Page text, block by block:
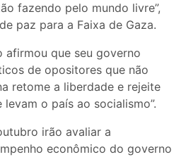
fazendo pelo mundo livre”,
paz para a Faixa de Gaza.
afirmou que seu governo
de opositores que não
retome a liberdade e rejeite
o país ao socialismo”.
irão avaliar a
econômico do governo